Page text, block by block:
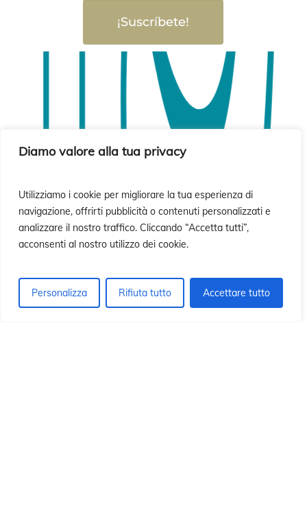
Diamo valore alla tua privacy
Utilizziamo i cookie per migliorare la tua esperienza di
navigazione, offrirti pubblicità o contenuti personalizzati e
analizzare il nostro traffico. Cliccando “Accetta tutti”,
acconsenti al nostro utilizzo dei cookie.
Personalizza Rifiuta tutto Accettare tutto
¡Suscríbete!